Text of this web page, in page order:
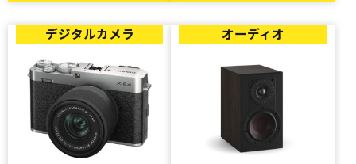
デジタルカメラ オーディオ